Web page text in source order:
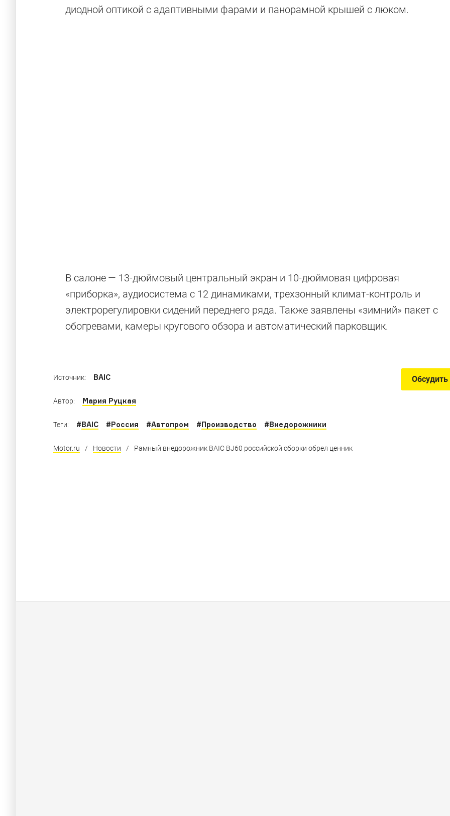
диодной оптикой с адаптивными фарами и панорамной крышей с люком.
В салоне — 13-дюймовый центральный экран и 10-дюймовая цифровая
«приборка», аудиосистема с 12 динамиками, трехзонный климат-контроль и
электрорегулировки сидений переднего ряда. Также заявлены «зимний» пакет с
обогревами, камеры кругового обзора и автоматический парковщик.
«внедорожные»
модификации
С этими машинами придётся дальше идти за трактором
Обсудить
Источник: BAIC
Автор: Мария Руцкая
Теги: #BAIC #Россия #Автопром #Производство #Внедорожники
Motor.ru / Новости / Рамный внедорожник BAIC BJ60 российской сборки обрел ценник